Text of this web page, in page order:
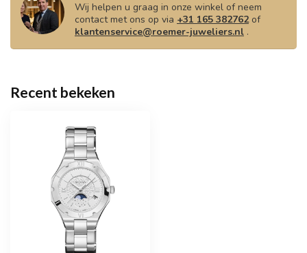
Wij helpen u graag in onze winkel of neem
contact met ons op via +31 165 382762of
klantenservice@roemer-juweliers.nl .
Recent bekeken